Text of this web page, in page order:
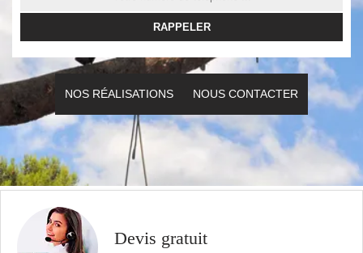
NOS RÉALISATIONS NOUS CONTACTER
Devis gratuit